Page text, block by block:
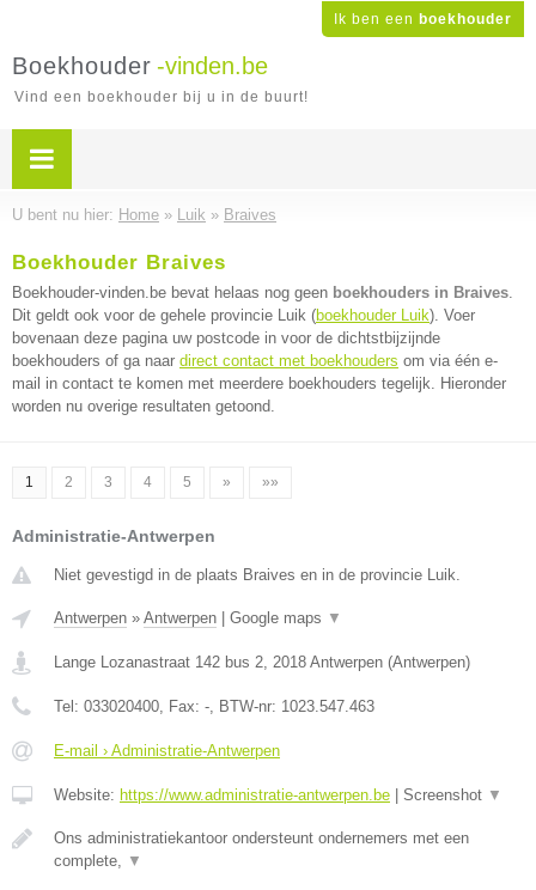
Ik ben een boekhouder
Boekhouder -vinden.be
Vind een boekhouder bij u in de buurt!
U bent nu hier: Home » Luik » Braives
Boekhouder Braives
Boekhouder-vinden.be bevat helaas nog geen boekhouders in Braives.
Dit geldt ook voor de gehele provincie Luik (boekhouder Luik). Voer
bovenaan deze pagina uw postcode in voor de dichtstbijzijnde
boekhouders of ga naar direct contact met boekhouders om via één e-
mail in contact te komen met meerdere boekhouders tegelijk. Hieronder
worden nu overige resultaten getoond.
1 2 3 4 5 » »»
Administratie-Antwerpen
Niet gevestigd in de plaats Braives en in de provincie Luik.
Antwerpen » Antwerpen Google maps ▼
Lange Lozanastraat 142 bus 2, 2018 Antwerpen (Antwerpen)
Tel: 033020400, Fax: -, BTW-nr: 1023.547.463
E-mail › Administratie-Antwerpen
Website: https://www.administratie-antwerpen.be Screenshot ▼
Ons administratiekantoor ondersteunt ondernemers met een
complete, ▼